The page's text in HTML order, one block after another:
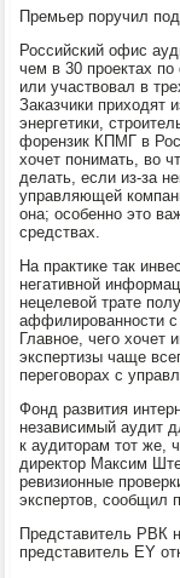
Премьер поручил
Российский офис
чем в 30 проектах
или участвовал в
Заказчики приходят
энергетики,
форензик КПМГ в
хочет понимать, во
делать, если из-за
управляющей
она; особенно это
средствах.
На практике так
негативной
нецелевой трате
аффилированности с
Главное, чего хочет
экспертизы чаще
переговорах с
Фонд развития
независимый аудит
к аудиторам тот же,
директор Максим
ревизионные
экспертов, сообщил
Представитель РВК
представитель EY